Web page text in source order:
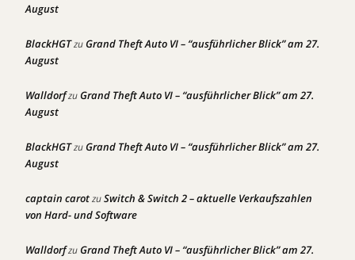
August
BlackHGTzuGrand Theft Auto VI – “ausführlicher Blick” am 27.
August
WalldorfzuGrand Theft Auto VI – “ausführlicher Blick” am 27.
August
BlackHGTzuGrand Theft Auto VI – “ausführlicher Blick” am 27.
August
captain carotzuSwitch & Switch 2 – aktuelle Verkaufszahlen
von Hard- und Software
WalldorfzuGrand Theft Auto VI – “ausführlicher Blick” am 27.